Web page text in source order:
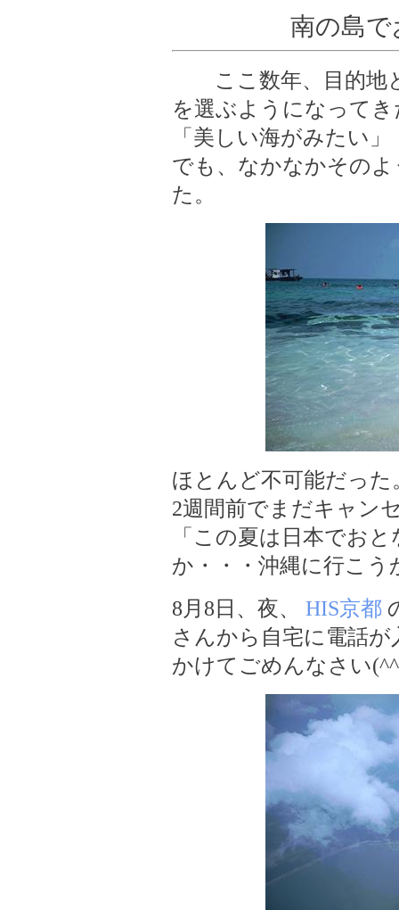
南の島
ここ数年、目的地
を選ぶようになってき
「美しい海がみたい」
でも、なかなかその
た。
ほとんど不可能だった
2週間前でまだキャン
「この夏は日本でお
か・・・沖縄に行こ
8月8日、夜、 HIS京都
さんから自宅に電話
かけてごめんなさい